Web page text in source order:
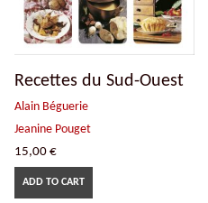
Recettes du Sud-Ouest
Alain Béguerie
Jeanine Pouget
15,00 €
ADD TO CART